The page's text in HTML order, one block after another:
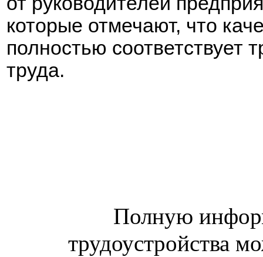
которые отмечают, что
полностью соответствует
труда.
Полную
трудоустройства